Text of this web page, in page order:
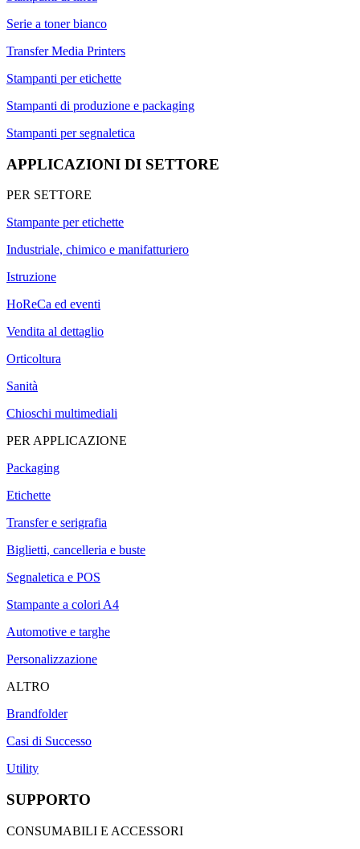
Serie a toner bianco
Transfer Media Printers
Stampanti per etichette
Stampanti di produzione e packaging
Stampanti per segnaletica
APPLICAZIONI DI SETTORE
PER SETTORE
Stampante per etichette
Industriale, chimico e manifatturiero
Istruzione
HoReCa ed eventi
Vendita al dettaglio
Orticoltura
Sanità
Chioschi multimediali
PER APPLICAZIONE
Packaging
Etichette
Transfer e serigrafia
Biglietti, cancelleria e buste
Segnaletica e POS
Stampante a colori A4
Automotive e targhe
Personalizzazione
ALTRO
Brandfolder
Casi di Successo
Utility
SUPPORTO
CONSUMABILI E ACCESSORI